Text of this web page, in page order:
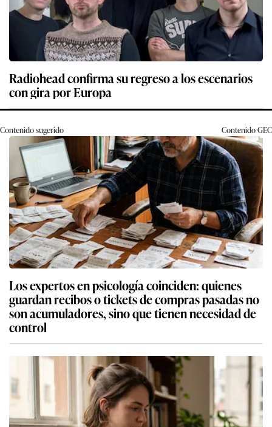
Radiohead confirma su regreso a los escenarios
con gira por Europa
Contenido sugerido ContenidoGEC
Los expertos en psicología coinciden: quienes
guardan recibos o tickets de compras pasadas no
son acumuladores, sino que tienen necesidad de
control